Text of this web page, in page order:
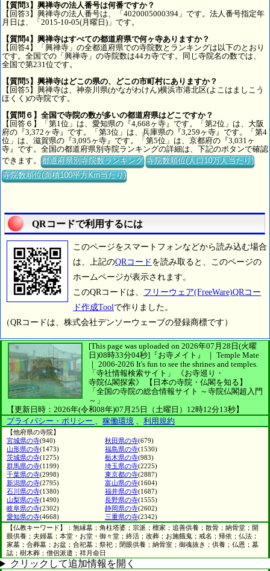
【質問3】興禅寺の法人番号は何番ですか？
【回答3】興禅寺の法人番号は、「4020005000394」です。法人番号指定年
月日は、「2015-10-05(月曜日)」です。
【質問4】興禅寺はすべての都道府県で何ヶ寺ありますか？
【回答4】「興禅寺」の全都道府県での寺院数とランキングは以下のとおり
です。全国での「興禅寺」の寺院数は44カ寺です。同じ寺院名の数では、
全国で第231位です。
【質問5】興禅寺はどこの県の、どこの市町村にありますか？
【回答5】興禅寺は、神奈川県(かながわけん)横浜市港北区(よこはましこう
ほくく)の寺院です。
【質問６】全国で寺院の数が多いの都道府県はどこですか？
【回答６】「第1位」は、愛知県の『4,668ヶ寺』です。「第2位」は、大阪
府の『3,372ヶ寺』です。「第3位」は、兵庫県の『3,259ヶ寺』です。「第4
位」は、滋賀県の『3,095ヶ寺』です。「第5位」は、京都府の『3,031ヶ
寺』です。全国の都道府県別寺院ランキングの詳細は、下記のボタンで確認
できます。都道府県別寺院数ランキング 寺院数順位(人口10万人当たり)
寺院数順位(面積100平方Km当たり)
QRコードで利用するには
このページをスマートフォンなどから読み込む場合
は、上記のQRコード を読み取ると、このページの
ホームページが表示されます。
このQRコードは、 フリーウェア(FreeWare)QRコー
ド作成Toolで作りました。
（QRコードは、株式会社デンソーウェーブの登録商標です）
[This page was uploaded on 2026年07月28日(火曜
日)08時33分04秒] 『お寺メイト』 ｜ Temple Mate
｜ 2006-2026 It's fun to see the shrines and temples.
「寺社情報検索サイト」
《お寺巡り・
寺院仏閣探索》
【日本の寺院・仏閣を知る】
「全国の寺院の総合情報サイト ～寺院仏閣超入門
～」
【更新日時：2026年(令和08年)07月25日（土曜日）12時12分13秒】
プライバシー・ポリシー 、 稼働環境 、 利用規約
【他府県の寺院】
宮城県の寺(940) 秋田県の寺(679)
山形県の寺(1473) 福島県の寺(1530)
茨城県の寺(1275) 栃木県の寺(983)
群馬県の寺(1199) 埼玉県の寺(2225)
千葉県の寺(2998) 東京都の寺(2887)
新潟県の寺(2795) 富山県の寺(1604)
石川県の寺(1380) 福井県の寺(1687)
山梨県の寺(1490) 長野県の寺(1555)
岐阜県の寺(2302) 静岡県の寺(2602)
愛知県の寺(4668) 三重県の寺(2342)
【仏教キーワード】：無縁墓；角柱塔婆；宗派；檀家；追善供養；散骨；納骨堂；開
眼供養；夫婦墓；本堂・お堂・御々堂；終活；改葬；お施餓鬼；戒名；帰依；仏法；
家墓；合葬墓；お盆；合祀墓；祭祀；閉眼供養；納骨室；御魂抜き；供養；仏恩；墓
誌；樹木葬；僧侶派遣；祥月命日
クリックして追加情報を開く